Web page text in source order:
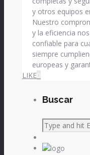
y otros equipos
Nuestro
y la eficiencia
confiable para
siempre
europeas y
LIKE0
Buscar